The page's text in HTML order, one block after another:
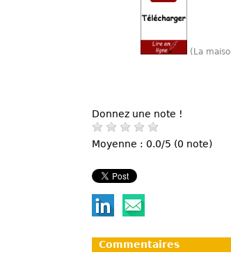
(La
Donnez une note !
Moyenne : 0.0/5 (0 note)
Commentaires